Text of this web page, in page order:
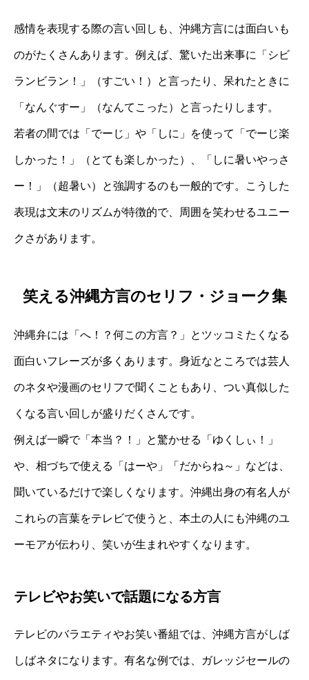
感情を表現する際の言い回しも、沖縄方言には面白いも
のがたくさんあります。例えば、驚いた出来事に「シビ
ランビラン！」（すごい！）と言ったり、呆れたときに
「なんぐすー」（なんてこった）と言ったりします。
若者の間では「でーじ」や「しに」を使って「でーじ楽
しかった！」（とても楽しかった）、「しに暑いやっさ
ー！」（超暑い）と強調するのも一般的です。こうした
表現は文末のリズムが特徴的で、周囲を笑わせるユニー
クさがあります。
笑える沖縄方言のセリフ・ジョーク集
沖縄弁には「へ！？何この方言？」とツッコミたくなる
面白いフレーズが多くあります。身近なところでは芸人
のネタや漫画のセリフで聞くこともあり、つい真似した
くなる言い回しが盛りだくさんです。
例えば一瞬で「本当？！」と驚かせる「ゆくしぃ！」
や、相づちで使える「はーや」「だからね～」などは、
聞いているだけで楽しくなります。沖縄出身の有名人が
これらの言葉をテレビで使うと、本土の人にも沖縄のユ
ーモアが伝わり、笑いが生まれやすくなります。
テレビやお笑いで話題になる方言
テレビのバラエティやお笑い番組では、沖縄方言がしば
しばネタになります。有名な例では、ガレッジセールの